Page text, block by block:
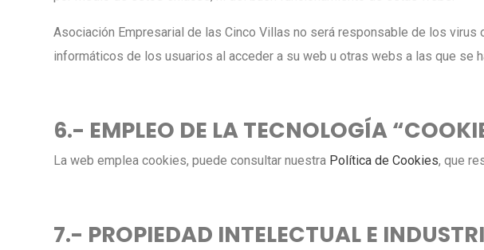
Asociación Empresarial de las Cinco Villas no será responsable de los
informáticos de los usuarios al acceder a su web u otras webs a las que se
6.- EMPLEO DE LA TECNOLOGÍA
La web emplea cookies, puede consultar nuestra Política de Cookies, que
7.- PROPIEDAD INTELECTUAL E